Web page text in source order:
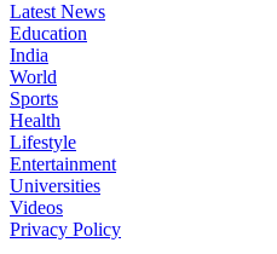
Latest News
Education
India
World
Sports
Health
Lifestyle
Entertainment
Universities
Videos
Privacy Policy